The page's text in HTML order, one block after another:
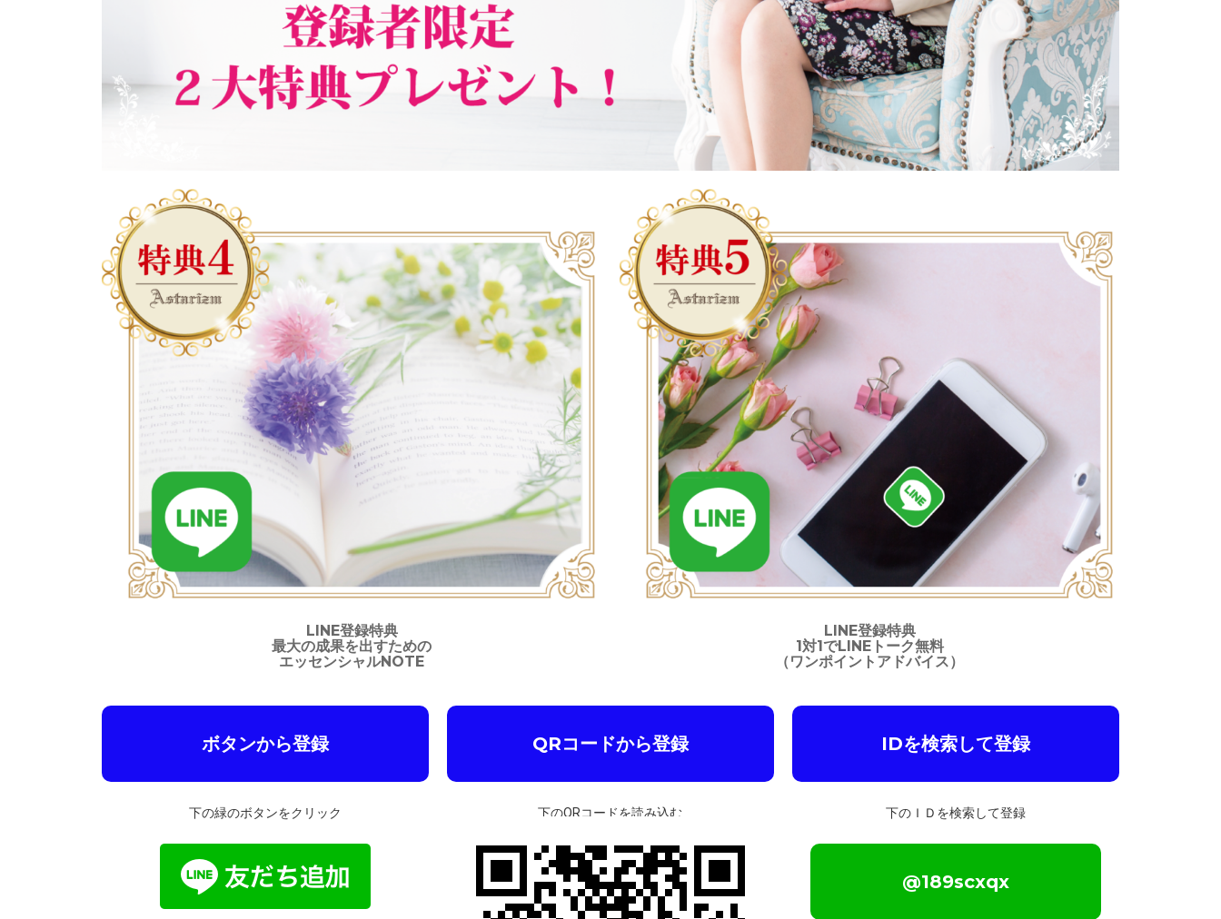
LINE登録特典
最大の成果を出すための
エッセンシャルNOTE
LINE登録特典
1対1でLINEトーク無料
（ワンポイントアドバイス）
ボタンから登録
下の緑のボタンをクリック
QRコードから登録
下のQRコードを読み込む
IDを検索して登録
下のＩＤを検索して登録
@189scxqx